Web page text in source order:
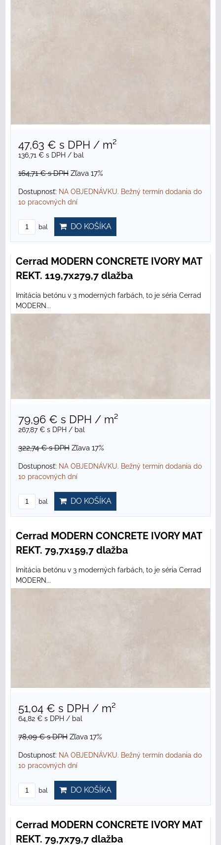
47,63 € s DPH / m²
136,71 € s DPH / bal
164,71 €s DPH Zľava 17%
Dostupnosť: NA OBJEDNÁVKU. Bežný termín dodania do
10 pracovných dní
bal DO KOŠÍKA
Cerrad MODERN CONCRETE IVORY MAT
REKT. 119,7x279,7 dlažba
Imitácia betónu v 3 moderných farbách, to je séria Cerrad
MODERN...
79,96 € s DPH / m²
267,87 € s DPH / bal
322,74 €s DPH Zľava 17%
Dostupnosť: NA OBJEDNÁVKU. Bežný termín dodania do
10 pracovných dní
bal DO KOŠÍKA
Cerrad MODERN CONCRETE IVORY MAT
REKT. 79,7x159,7 dlažba
Imitácia betónu v 3 moderných farbách, to je séria Cerrad
MODERN...
51,04 € s DPH / m²
64,82 € s DPH / bal
78,09 €s DPH Zľava 17%
Dostupnosť: NA OBJEDNÁVKU. Bežný termín dodania do
10 pracovných dní
bal DO KOŠÍKA
Cerrad MODERN CONCRETE IVORY MAT
REKT. 79,7x79,7 dlažba